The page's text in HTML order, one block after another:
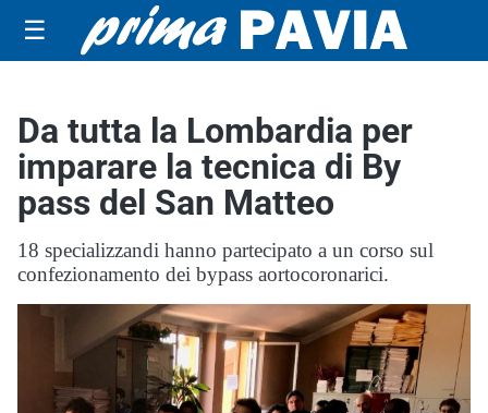
☰
Da tutta la Lombardia per
imparare la tecnica di By
pass del San Matteo
18 specializzandi hanno partecipato a un corso sul
confezionamento dei bypass aortocoronarici.